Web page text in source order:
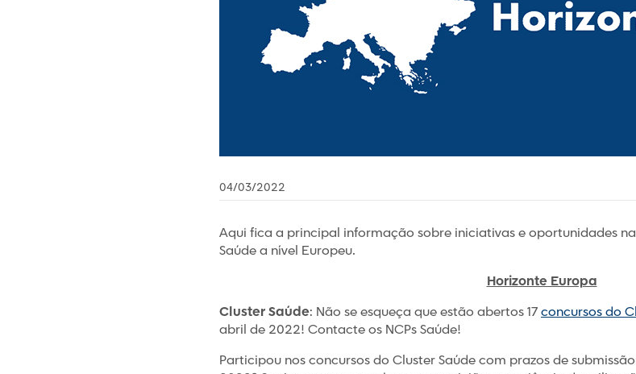
04/03/2022
Aqui fica a principal informação sobre iniciativas e oportunidades
Saúde a nível Europeu.
Horizonte Europa
Cluster Saúde: Não se esqueça que estão abertos 17concursos do
abril de 2022! Contacte os NCPs Saúde!
Participou nos concursos do Cluster Saúde com prazos de